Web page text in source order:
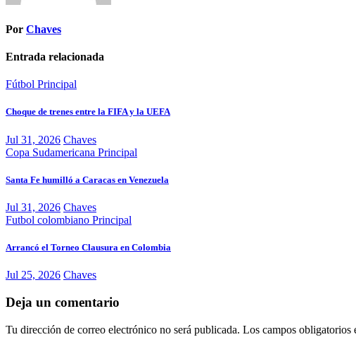
Por Chaves
Entrada relacionada
Fútbol Principal
Choque de trenes entre la FIFA y la UEFA
Jul 31, 2026 Chaves
Copa Sudamericana Principal
Santa Fe humilló a Caracas en Venezuela
Jul 31, 2026 Chaves
Futbol colombiano Principal
Arrancó el Torneo Clausura en Colombia
Jul 25, 2026 Chaves
Deja un comentario
Tu dirección de correo electrónico no será publicada. Los campos obligatorios